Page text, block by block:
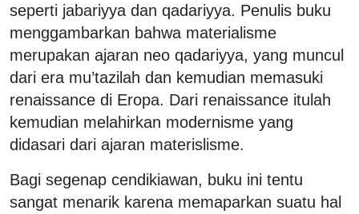
seperti jabariyya dan qadariyya. Penulis buku
menggambarkan bahwa materialisme
merupakan ajaran neo qadariyya, yang muncul
dari era mu’tazilah dan kemudian memasuki
renaissance di Eropa. Dari renaissance itulah
kemudian melahirkan modernisme yang
didasari dari ajaran materislisme.
Bagi segenap cendikiawan, buku ini tentu
sangat menarik karena memaparkan suatu hal